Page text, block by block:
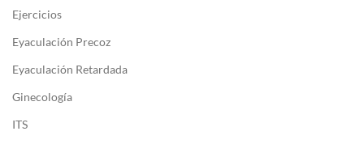
Ejercicios
Eyaculación Precoz
Eyaculación Retardada
Ginecología
ITS